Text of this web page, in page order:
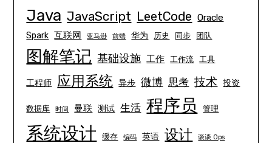
Java JavaScript LeetCode Oracle
Spark 互联网 亚马逊 前端 华为 历史 同步 团队
图解笔记 基础设施 工作 工作流 工具
工程师 应用系统 异步 微博 思考 技术 投资
数据库 时间 曼联 测试 生活 程序员 管理
系统设计 缓存 编码 英语 设计 谈谈 Ops